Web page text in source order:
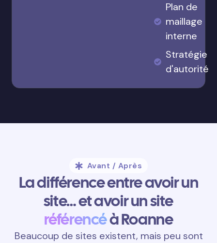
Plan de
maillage
interne
Stratégie
d'autorité
Avant / Après
La différence entre avoir un
site… et avoir un site
référencéà Roanne
Beaucoup de sites existent, mais peu sont